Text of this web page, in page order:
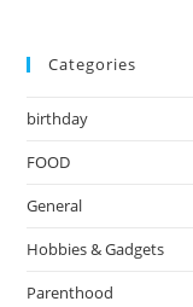
Categories
birthday
FOOD
General
Hobbies & Gadgets
Parenthood